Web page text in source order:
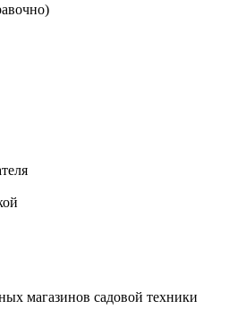
магазинов садовой техники